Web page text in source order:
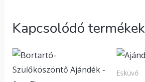
Kapcsolódó termékek
Esküvő